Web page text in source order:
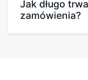
Jak długo
zamówienia?